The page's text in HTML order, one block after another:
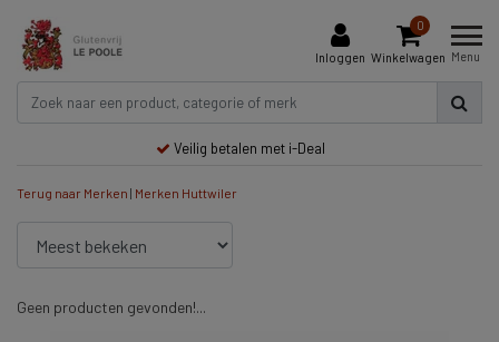
Inloggen
0
Winkelwagen Menu
Veilig betalen met i-Deal
Terug naar Merken | Merken Huttwiler
Geen producten gevonden!...